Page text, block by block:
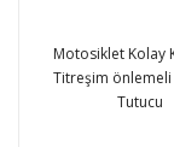
Motosiklet Kolay
Titreşim
Tutucu